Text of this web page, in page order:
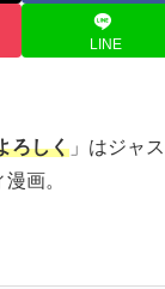
LINE
ろしく 」はジャ
画。